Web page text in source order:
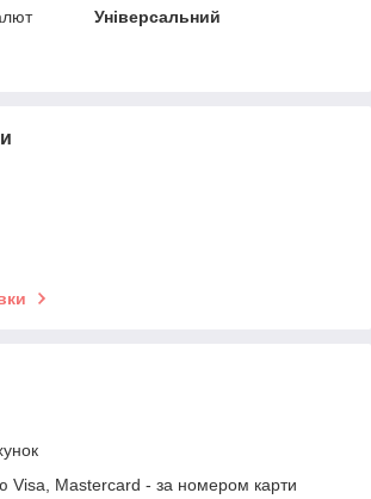
Універсальний
Visa, Mastercard - за номером карти